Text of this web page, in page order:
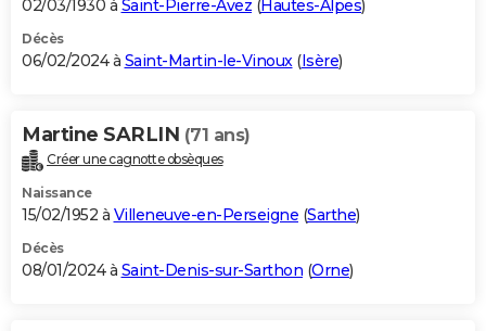
02/03/1930 à Saint-Pierre-Avez (Hautes-Alpes)
Décès
06/02/2024 à Saint-Martin-le-Vinoux(Isère)
Martine SARLIN (71 ans)
Créer une cagnotte obsèques
Naissance
15/02/1952 à Villeneuve-en-Perseigne (Sarthe)
Décès
08/01/2024 à Saint-Denis-sur-Sarthon (Orne)